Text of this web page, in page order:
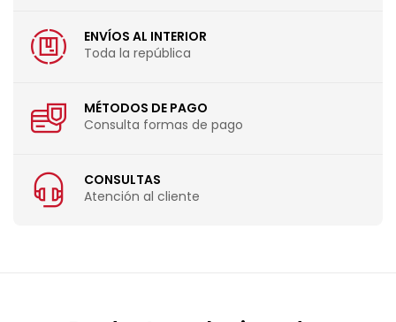
ENVÍOS AL INTERIOR
Toda la república
MÉTODOS DE PAGO
Consulta formas de pago
CONSULTAS
Atención al cliente